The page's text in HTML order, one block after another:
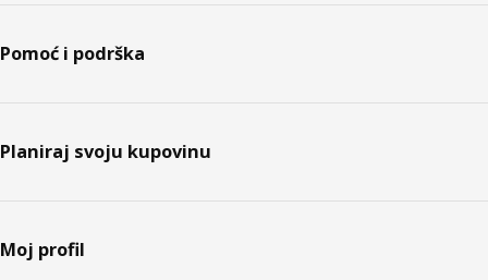
Pomoć i podrška
Planiraj svoju kupovinu
Moj profil